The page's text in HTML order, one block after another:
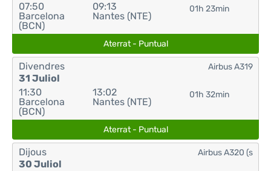
07:50
Barcelona
(BCN)
09:13
Nantes (NTE)
01h 23min
Aterrat - Puntual
Divendres
31 Juliol
11:30
Barcelona
(BCN)
13:02
Nantes (NTE)
01h 32min
Airbus A319
Aterrat - Puntual
Dijous
30 Juliol
Airbus A320 (s